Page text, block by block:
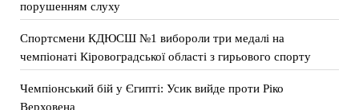
порушенням слуху
Спортсмени КДЮСШ №1 вибороли три медалі на
чемпіонаті Кіровоградської області з гирьового спорту
Чемпіонський бій у Єгипті: Усик вийде проти Ріко
Верховена